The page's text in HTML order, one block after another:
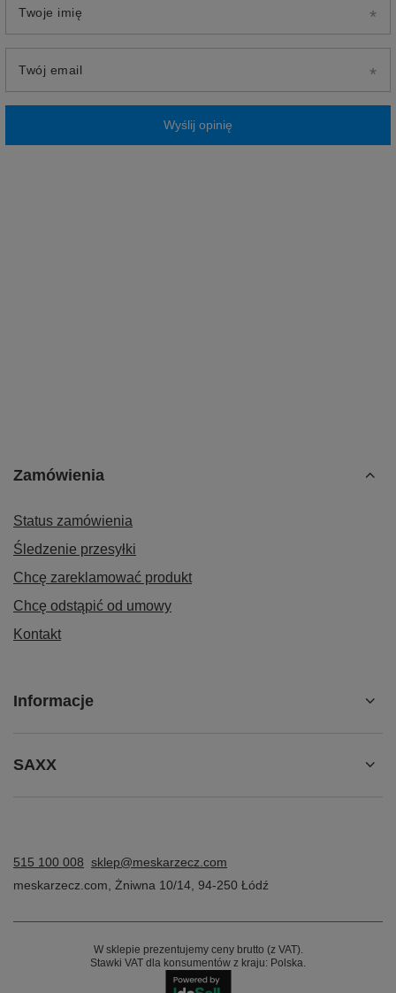
Twoje imię
Twój email
Wyślij opinię
Zamówienia
Status zamówienia
Śledzenie przesyłki
Chcę zareklamować produkt
Chcę odstąpić od umowy
Kontakt
Informacje
SAXX
515 100 008 sklep@meskarzecz.com
meskarzecz.com
Żniwna 10/14 94-250 Łódź
W sklepie prezentujemy ceny brutto (z VAT).
Stawki VAT dla konsumentów z kraju: Polska.